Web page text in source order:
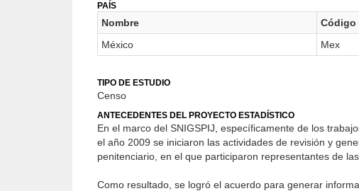
PAÍS
Nombre
Código
México
Mex
TIPO DE ESTUDIO
Censo
ANTECEDENTES DEL PROYECTO ESTADÍSTICO
En el marco del SNIGSPIJ, específicamente de los
el año 2009 se iniciaron las actividades de revisión y
penitenciario, en el que participaron representantes de
Como resultado, se logró el acuerdo para generar